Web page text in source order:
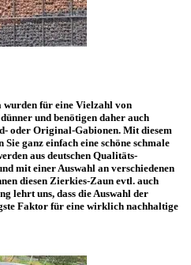
für eine Vielzahl von
und benötigen daher auch
oder Original-Gabionen. Mit diesem
ganz einfach eine schöne schmale
aus deutschen Qualitäts-
mit einer Auswahl an verschiedenen
diesen Zierkies-Zaun evtl. auch
lehrt uns, dass die Auswahl der
Faktor für eine wirklich nachhaltige